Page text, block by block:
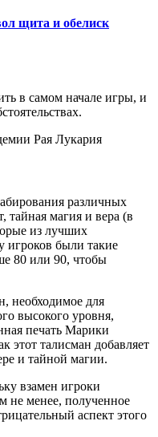
щита и обелиск
в самом начале игры, и
Рая Лукария
различных
тайная магия и вера (в
из лучших
игроков были такие
80 или 90, чтобы
необходимое для
высокого уровня,
печать Марики
этот талисман добавляет
и тайной магии.
взамен игроки
не менее, полученное
аспект этого